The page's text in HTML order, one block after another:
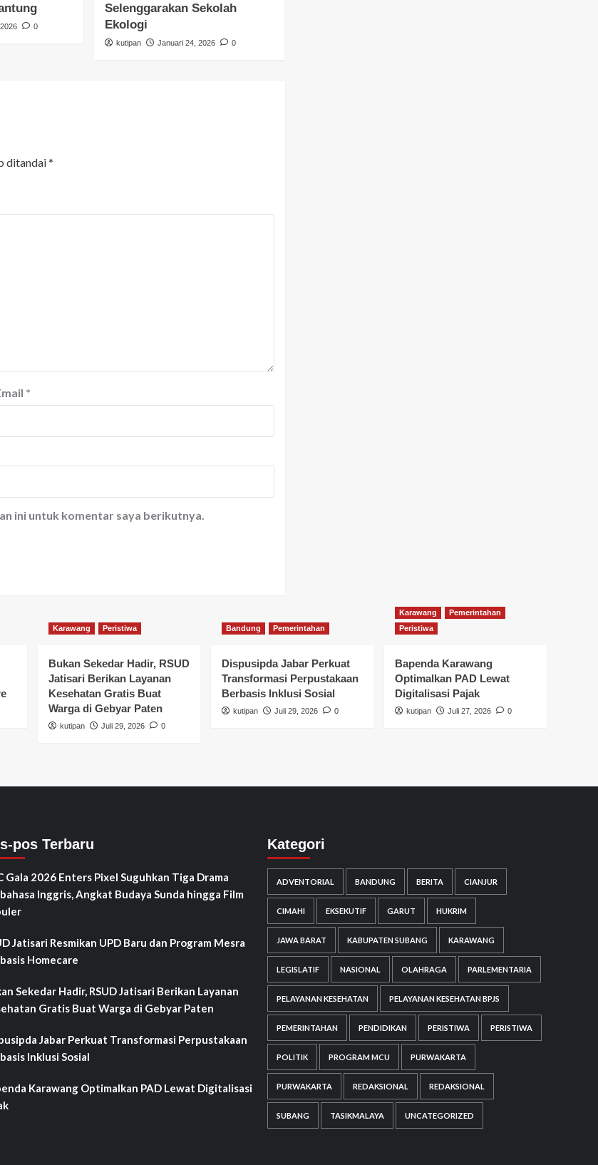
0
Selenggarakan Sekolah
Ekologi
kutipan Januari 24, 2026 0
ditandai*
*
ini untuk komentar saya berikutnya.
Karawang Peristiwa
Bukan Sekedar Hadir, RSUD
Jatisari Berikan Layanan
Kesehatan Gratis Buat
Warga di Gebyar Paten
kutipan Juli 29, 2026 0
Bandung Pemerintahan
Dispusipda Jabar Perkuat
Transformasi Perpustakaan
Berbasis Inklusi Sosial
kutipan Juli 29, 2026 0
Karawang
Pemerintahan
Peristiwa
Bapenda Karawang
Optimalkan PAD Lewat
Digitalisasi Pajak
kutipan Juli 27, 2026 0
pos Terbaru
Gala 2026 Enters Pixel Suguhkan Tiga Drama
Inggris, Angkat Budaya Sunda hingga Film
Jatisari Resmikan UPD Baru dan Program Mesra
Homecare
Sekedar Hadir, RSUD Jatisari Berikan Layanan
Gratis Buat Warga di Gebyar Paten
Jabar Perkuat Transformasi Perpustakaan
Inklusi Sosial
Karawang Optimalkan PAD Lewat Digitalisasi
Kategori
ADVENTORIAL BANDUNG BERITA CIANJUR
CIMAHI EKSEKUTIF GARUT HUKRIM
JAWA BARAT KABUPATEN SUBANG KARAWANG
LEGISLATIF NASIONAL OLAHRAGA PARLEMENTARIA
PELAYANAN KESEHATAN PELAYANAN KESEHATAN BPJS
PEMERINTAHAN PENDIDIKAN PERISTIWA PERISTIWA
POLITIK PROGRAM MCU PURWAKARTA
PURWAKARTA REDAKSIONAL REDAKSIONAL
SUBANG TASIKMALAYA UNCATEGORIZED